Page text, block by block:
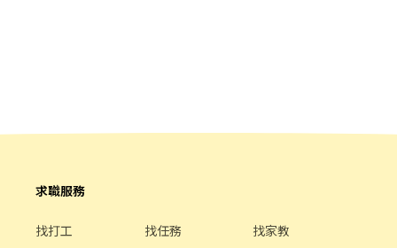
求職服務
找打工 找任務 找家教